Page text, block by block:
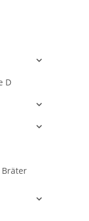
D
Bräter